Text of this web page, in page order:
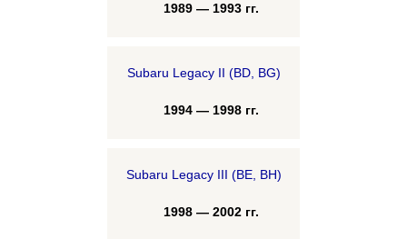
1989 — 1993 гг.
Subaru Legacy II (BD, BG)
1994 — 1998 гг.
Subaru Legacy III (BE, BH)
1998 — 2002 гг.